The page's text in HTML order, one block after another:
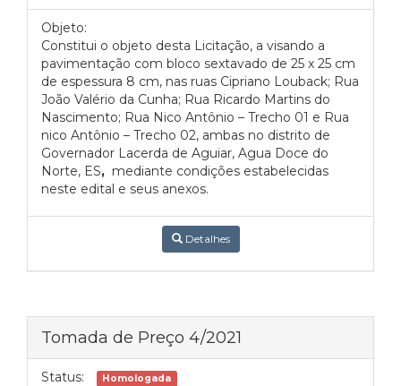
Objeto:
Constitui o objeto desta Licitação, a visando a
pavimentação com bloco sextavado de 25 x 25 cm
de espessura 8 cm, nas ruas Cipriano Louback; Rua
João Valério da Cunha; Rua Ricardo Martins do
Nascimento; Rua Nico Antônio – Trecho 01 e Rua
nico Antônio – Trecho 02, ambas no distrito de
Governador Lacerda de Aguiar, Agua Doce do
Norte, ES, mediante condições estabelecidas
neste edital e seus anexos.
Detalhes
Tomada de Preço 4/2021
Status: Homologada